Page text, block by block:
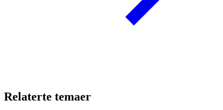
Relaterte temaer